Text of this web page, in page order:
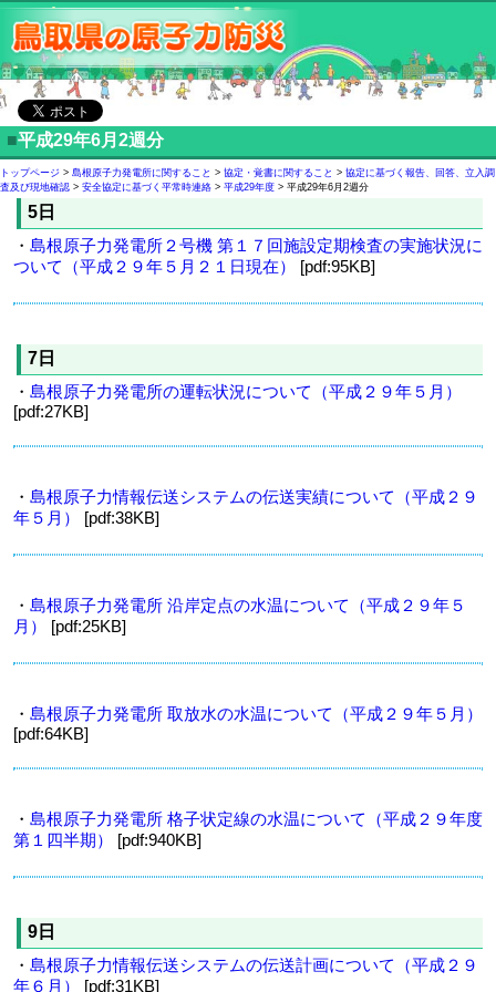
■平成29年6月2週分
トップページ > 島根原子力発電所に関すること > 協定・覚書に関すること > 協定に基づく報告、回答、立入調
査及び現地確認 > 安全協定に基づく平常時連絡 > 平成29年度 > 平成29年6月2週分
5日
・ 島根原子力発電所２号機 第１７回施設定期検査の実施状況に
ついて（平成２９年５月２１日現在）
[pdf:95KB]
7日
・ 島根原子力発電所の運転状況について（平成２９年５月）
[pdf:27KB]
・ 島根原子力情報伝送システムの伝送実績について（平成２９
年５月）
[pdf:38KB]
・ 島根原子力発電所 沿岸定点の水温について（平成２９年５
月）
[pdf:25KB]
・ 島根原子力発電所 取放水の水温について（平成２９年５月）
[pdf:64KB]
・ 島根原子力発電所 格子状定線の水温について（平成２９年度
第１四半期）
[pdf:940KB]
9日
・ 島根原子力情報伝送システムの伝送計画について（平成２９
年６月）
[pdf:31KB]